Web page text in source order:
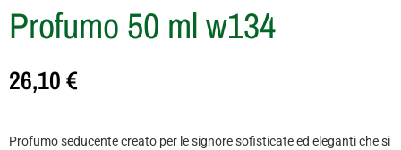
Profumo 50 ml w134
26,10€
Profumo seducente creato per le signore sofisticate ed eleganti che si